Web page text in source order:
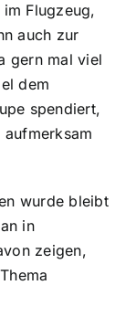
Flugzeug,
auch zur
gern mal viel
dem
spendiert,
wurde bleibt
in
zeigen,